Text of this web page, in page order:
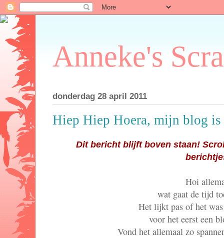
Anneke's
donderdag 28 april 2011
Hiep Hiep Hoera, mijn blog
Dit bericht blijft boven staan!
Hoi
wat gaat de tijd
Het lijkt pas of het
voor het eerst een
Vond het allemaal zo